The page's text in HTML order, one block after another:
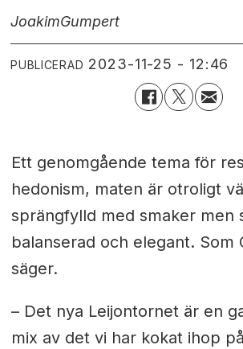
JoakimGumpert
PUBLICERAD 2023-11-25 - 12:46
Ett genomgående tema för
hedonism, maten är otroligt
sprängfylld med smaker men
balanserad och elegant. Som
säger.
– Det nya Leijontornet är en
mix av det vi har kokat ihop